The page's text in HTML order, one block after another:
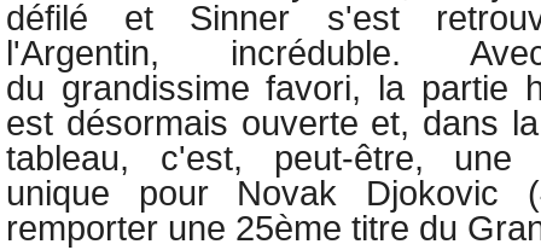
défilé et Sinner s'est
l'Argentin, incréduble.
du grandissimefavori, la partie
est désormais ouverte et, dans
tableau, c'est, peut-être, une
unique pour Novak Djokovic
remporter une 25ème titre du